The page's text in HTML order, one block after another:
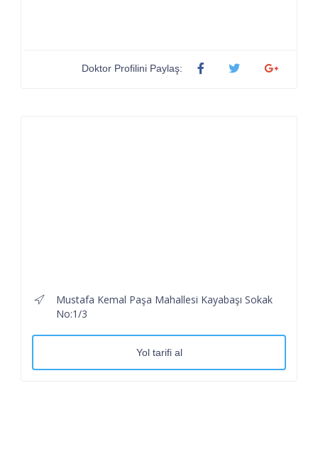
Doktor Profilini Paylaş:
Mustafa Kemal Paşa Mahallesi Kayabaşı Sokak
No:1/3
Yol tarifi al